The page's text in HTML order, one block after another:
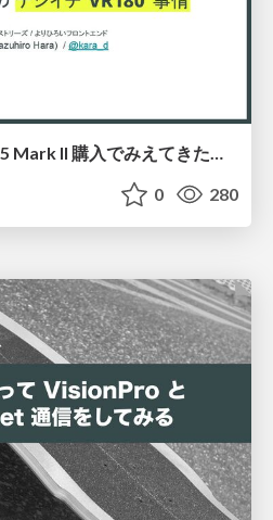
Canon EOS R50 V と R5 Mark II 購入でみえてきた最近のデジイチ VR180 事情、そして VR180 静止画に活路を見出すまで
0 280